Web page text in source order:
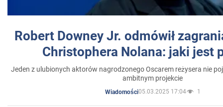
Robert Downey Jr. odmówił
Christophera Nolana: jaki jest
Jeden z ulubionych aktorów nagrodzonego Oscarem reżysera nie
ambitnym projekcie
Wiadomości05.03.2025 17:04 1